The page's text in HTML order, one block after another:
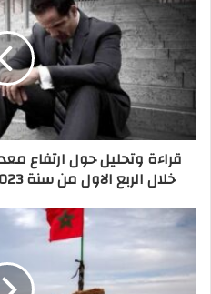
خلال الربع الاول من سنة 2023 إلى 13,7 من سنة 2024 :